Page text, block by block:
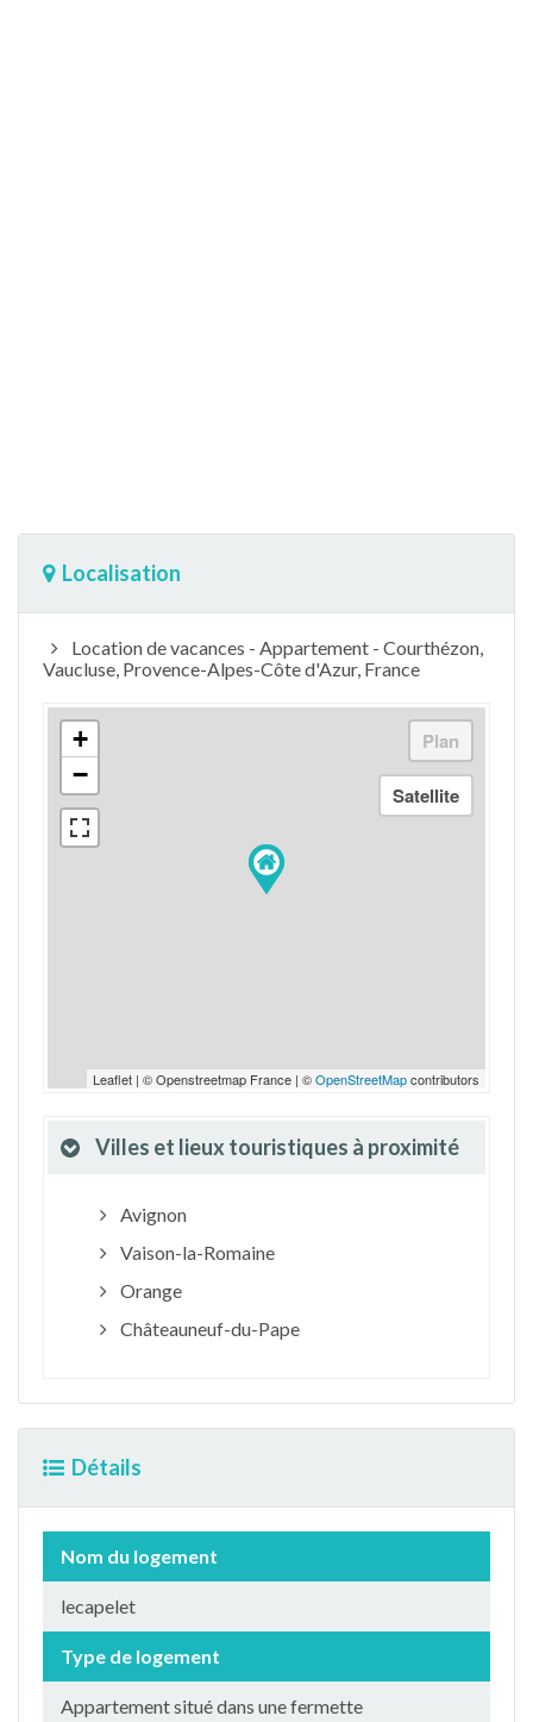
Localisation
Location de vacances - Appartement - Courthézon,
Vaucluse, Provence-Alpes-Côte d'Azur, France
+
−
Leaflet | © Openstreetmap France | ©OpenStreetMapcontributors
Villes et lieux touristiques à proximité
Avignon
Vaison-la-Romaine
Orange
Châteauneuf-du-Pape
Détails
Nom du logement
lecapelet
Type de logement
Appartement situé dans une fermette